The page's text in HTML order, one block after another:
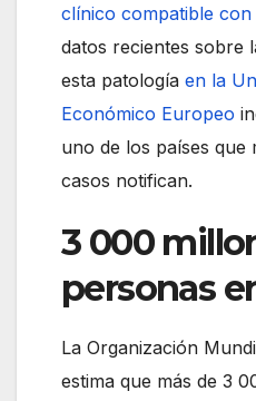
clínico compatible
datos recientes sobre
esta patología en la
Económico Europeo
uno de los países que
casos notifican.
3 000
personas
La Organización
estima que más de 3